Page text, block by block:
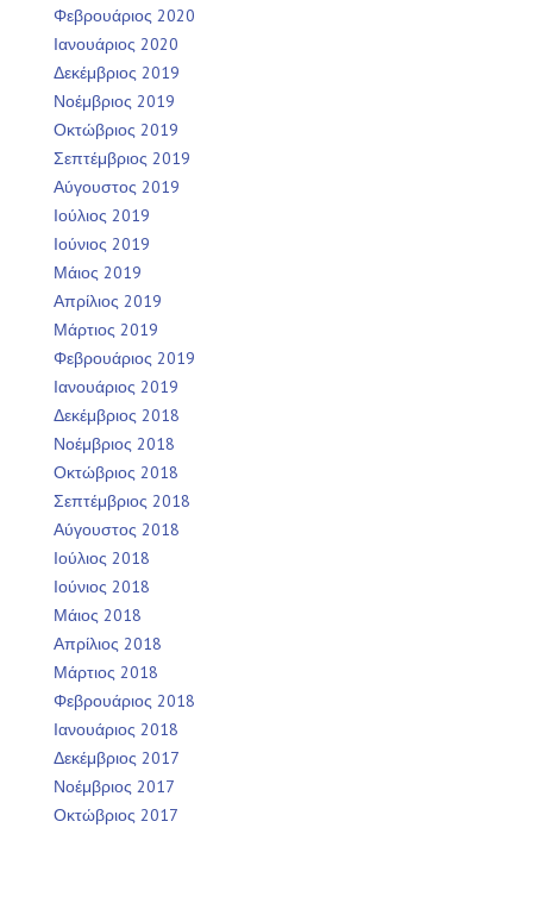
Φεβρουάριος 2020
Ιανουάριος 2020
Δεκέμβριος 2019
Νοέμβριος 2019
Οκτώβριος 2019
Σεπτέμβριος 2019
Αύγουστος 2019
Ιούλιος 2019
Ιούνιος 2019
Μάιος 2019
Απρίλιος 2019
Μάρτιος 2019
Φεβρουάριος 2019
Ιανουάριος 2019
Δεκέμβριος 2018
Νοέμβριος 2018
Οκτώβριος 2018
Σεπτέμβριος 2018
Αύγουστος 2018
Ιούλιος 2018
Ιούνιος 2018
Μάιος 2018
Απρίλιος 2018
Μάρτιος 2018
Φεβρουάριος 2018
Ιανουάριος 2018
Δεκέμβριος 2017
Νοέμβριος 2017
Οκτώβριος 2017